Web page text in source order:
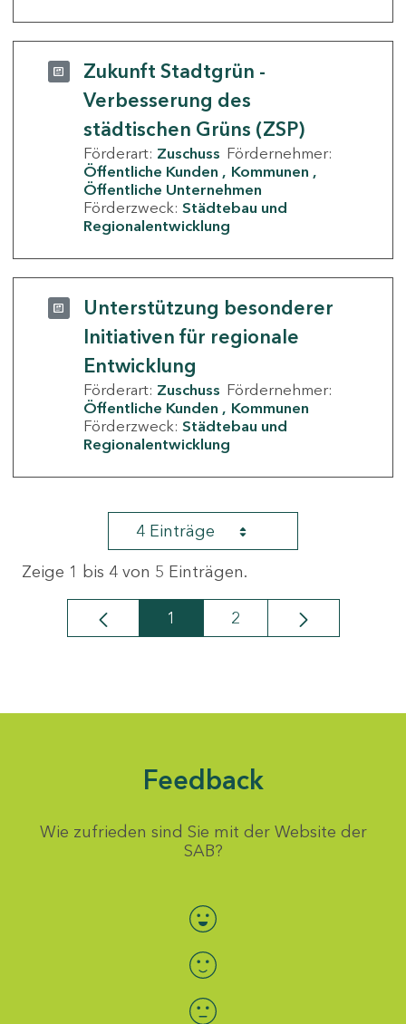
Zukunft Stadtgrün -
Verbesserung des
städtischen Grüns (ZSP)
Förderart: Zuschuss Fördernehmer:
Öffentliche Kunden
Kommunen
Öffentliche Unternehmen
Förderzweck: Städtebau und
Regionalentwicklung
Unterstützung besonderer
Initiativen für regionale
Entwicklung
Förderart: Zuschuss Fördernehmer:
Öffentliche Kunden
Kommunen
Förderzweck: Städtebau und
Regionalentwicklung
4 Einträge
Zeige 1 bis 4 von 5 Einträgen.
Seite
1 Seite
2
Feedback
Wie zufrieden sind Sie mit der Website der
SAB?
Bewertung auswählen